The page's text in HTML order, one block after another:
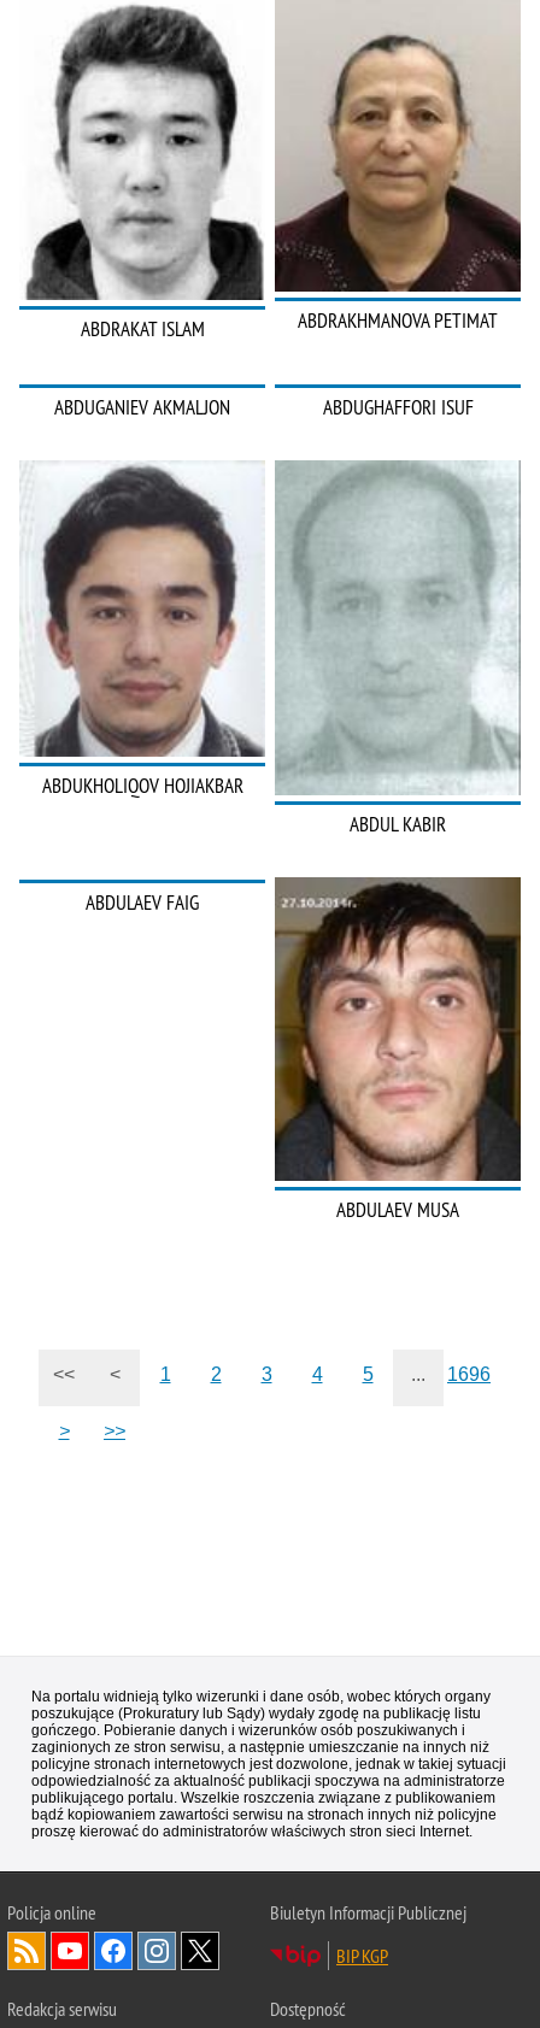
ABDRAKAT ISLAM ABDRAKHMANOVA PETIMAT
ABDUGANIEV AKMALJON ABDUGHAFFORI ISUF
ABDUKHOLIQOV HOJIAKBAR
ABDUL KABIR
ABDULAEV FAIG
ABDULAEV MUSA
<< < 1 2 3 4 5 ... 1696
> >>
Na portalu widnieją tylko wizerunki i dane osób, wobec których organy
poszukujące (Prokuratury lub Sądy) wydały zgodę na publikację listu
gończego. Pobieranie danych i wizerunków osób poszukiwanych i
zaginionych ze stron serwisu, a następnie umieszczanie na innych niż
policyjne stronach internetowych jest dozwolone, jednak w takiej sytuacji
odpowiedzialność za aktualność publikacji spoczywa na administratorze
publikującego portalu. Wszelkie roszczenia związane z publikowaniem
bądź kopiowaniem zawartości serwisu na stronach innych niż policyjne
proszę kierować do administratorów właściwych stron sieci Internet.
Policjaonline
Biuletyn Informacji Publicznej
BIP KGP
Redakcja serwisu Dostępność